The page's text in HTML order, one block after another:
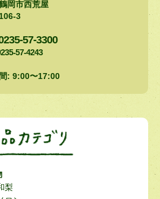
岡市西荒屋
3
57-3300
57-4243
: 9:00〜17:00
梨